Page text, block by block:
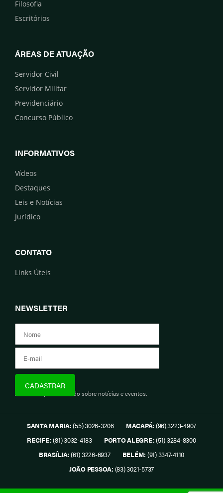
Filosofia
Escritórios
ÁREAS DE ATUAÇÃO
Servidor Civil
Servidor Militar
Previdenciário
Concurso Público
INFORMATIVOS
Vídeos
Destaques
Leis e Notícias
Jurídico
CONTATO
Links Úteis
NEWSLETTER
Assine e fique informado sobre notícias e eventos.
SANTA MARIA:(55) 3026-3206 MACAPÁ: (96) 3223-4907
RECIFE:(81) 3032-4183 PORTO ALEGRE:(51) 3284-8300
BRASÍLIA:(61) 3226-6937 BELÉM: (91) 3347-4110
JOÃO PESSOA: (83) 3021-5737